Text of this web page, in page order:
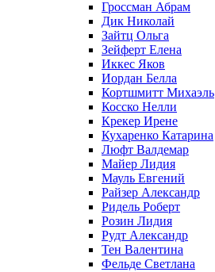
Гроссман Абрам
Дик Николай
Зайтц Ольга
Зейферт Елена
Иккес Яков
Иордан Белла
Кортшмитт Михаэль
Косско Нелли
Крекер Ирене
Кухаренко Катарина
Люфт Валдемaр
Майер Лидия
Мауль Евгений
Райзер Александр
Ридель Роберт
Розин Лидия
Рудт Александр
Тен Валентина
Фельде Светлана